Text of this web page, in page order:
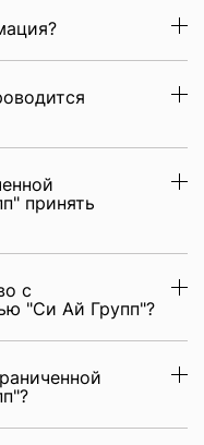
принять
с
"Си Ай Групп"?